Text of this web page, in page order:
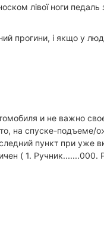
лівої ноги
прогини, і якщо у
и не важно
на спуске-подъеме/
пункт при уже
( 1. Ручник.......000.